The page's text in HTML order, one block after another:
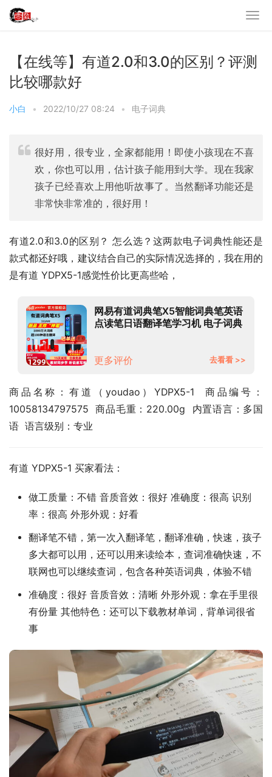
【在线等】有道2.0和3.0的区别？评测
比较哪款好
小白 • 2022/10/27 08:24 • 电子词典
很好用，很专业，全家都能用！即使小孩现在不喜
欢，你也可以用，估计孩子能用到大学。现在我家
孩子已经喜欢上用他听故事了。当然翻译功能还是
非常快非常准的，很好用！
有道2.0和3.0的区别？ 怎么选？这两款电子词典性能还是
款式都还好哦，建议结合自己的实际情况选择的，我在用的
是有道 YDPX5-1感觉性价比更高些哈，
网易有道词典笔X5智能词典笔英语
点读笔日语翻译笔学习机 电子词典
发货-推荐下单
更多评价 去看看 >>
商品名称：有道（youdao）YDPX5-1  商品编号：
10058134797575  商品毛重：220.00g  内置语言：多国
语  语言级别：专业
有道 YDPX5-1 买家看法：
做工质量：不错 音质音效：很好 准确度：很高 识别
率：很高 外形外观：好看
翻译笔不错，第一次入翻译笔，翻译准确，快速，孩子
多大都可以用，还可以用来读绘本，查词准确快速，不
联网也可以继续查词，包含各种英语词典，体验不错
准确度：很好 音质音效：清晰 外形外观：拿在手里很
有份量 其他特色：还可以下载教材单词，背单词很省
事